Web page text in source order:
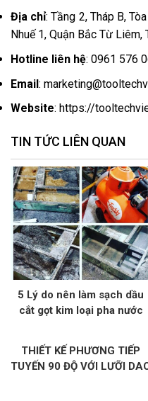
Địa chỉ: Tầng 2, Tháp B,
Nhuế 1, Quận Bắc Từ Liêm,
Hotline liên hệ: 0961 576
Email:
Website: https://
TIN TỨC LIÊN QUAN
5 Lý do nên làm sạch dầu
cắt gọt kim loại pha nước
THIẾT KẾ PHƯƠNG TIẾP
TUYẾN 90 ĐỘ VỚI LƯỠI